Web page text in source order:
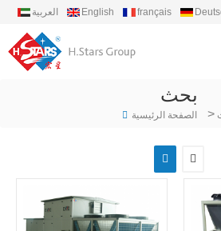
العربية English français
بحث
الصفحة الرئيسية >